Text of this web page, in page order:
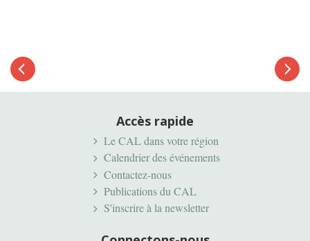
Article
précédent
Article
suivant
Accès rapide
Le CAL dans votre région
Calendrier des événements
Contactez-nous
Publications du CAL
S'inscrire à la newsletter